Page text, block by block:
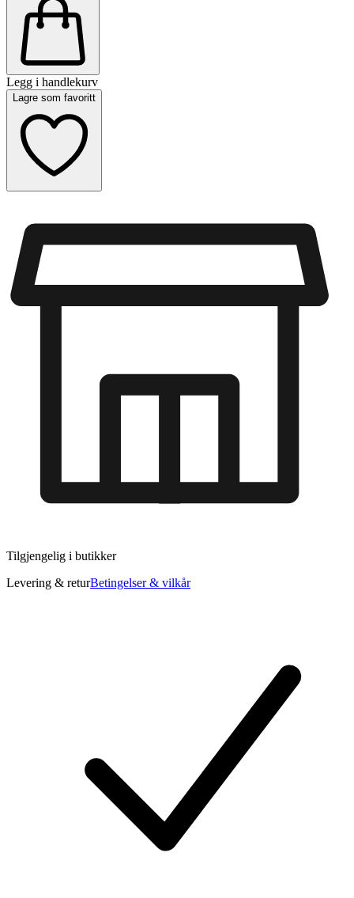
Legg i handlekurv
Lagre som favoritt
Tilgjengelig i butikker
Levering & returBetingelser & vilkår